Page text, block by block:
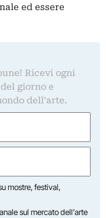
ed essere
Ricevi ogni
giorno e
dell'arte.
mostre, festival,
sul mercato dell'arte